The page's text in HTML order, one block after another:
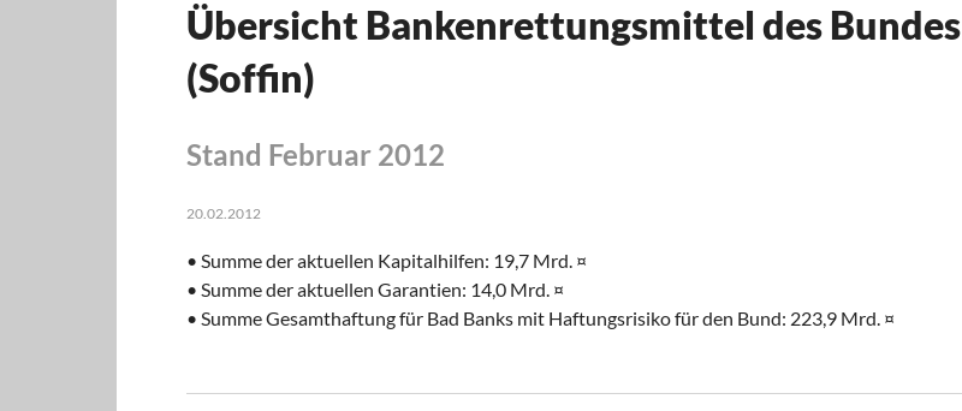
Übersicht Bankenrettungsmittel des Bundes
(Soffin)
Stand Februar 2012
20.02.2012
• Summe der aktuellen Kapitalhilfen: 19,7 Mrd. ¤
• Summe der aktuellen Garantien: 14,0 Mrd. ¤
• Summe Gesamthaftung für Bad Banks mit Haftungsrisiko für den Bund: 223,9 Mrd. ¤